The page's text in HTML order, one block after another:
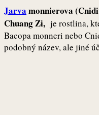
Jarva monnierova
Chuang Zi, je rostlina,
Bacopa monneri nebo
podobný název, ale jiné